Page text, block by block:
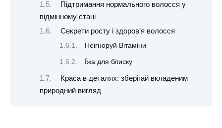
Підтримання нормального волосся у
відмінному стані
Секрети росту і здоров’я волосся
Неігноруй Вітаміни
Їжа для блиску
Краса в деталях: зберігай вкладеним
природний вигляд